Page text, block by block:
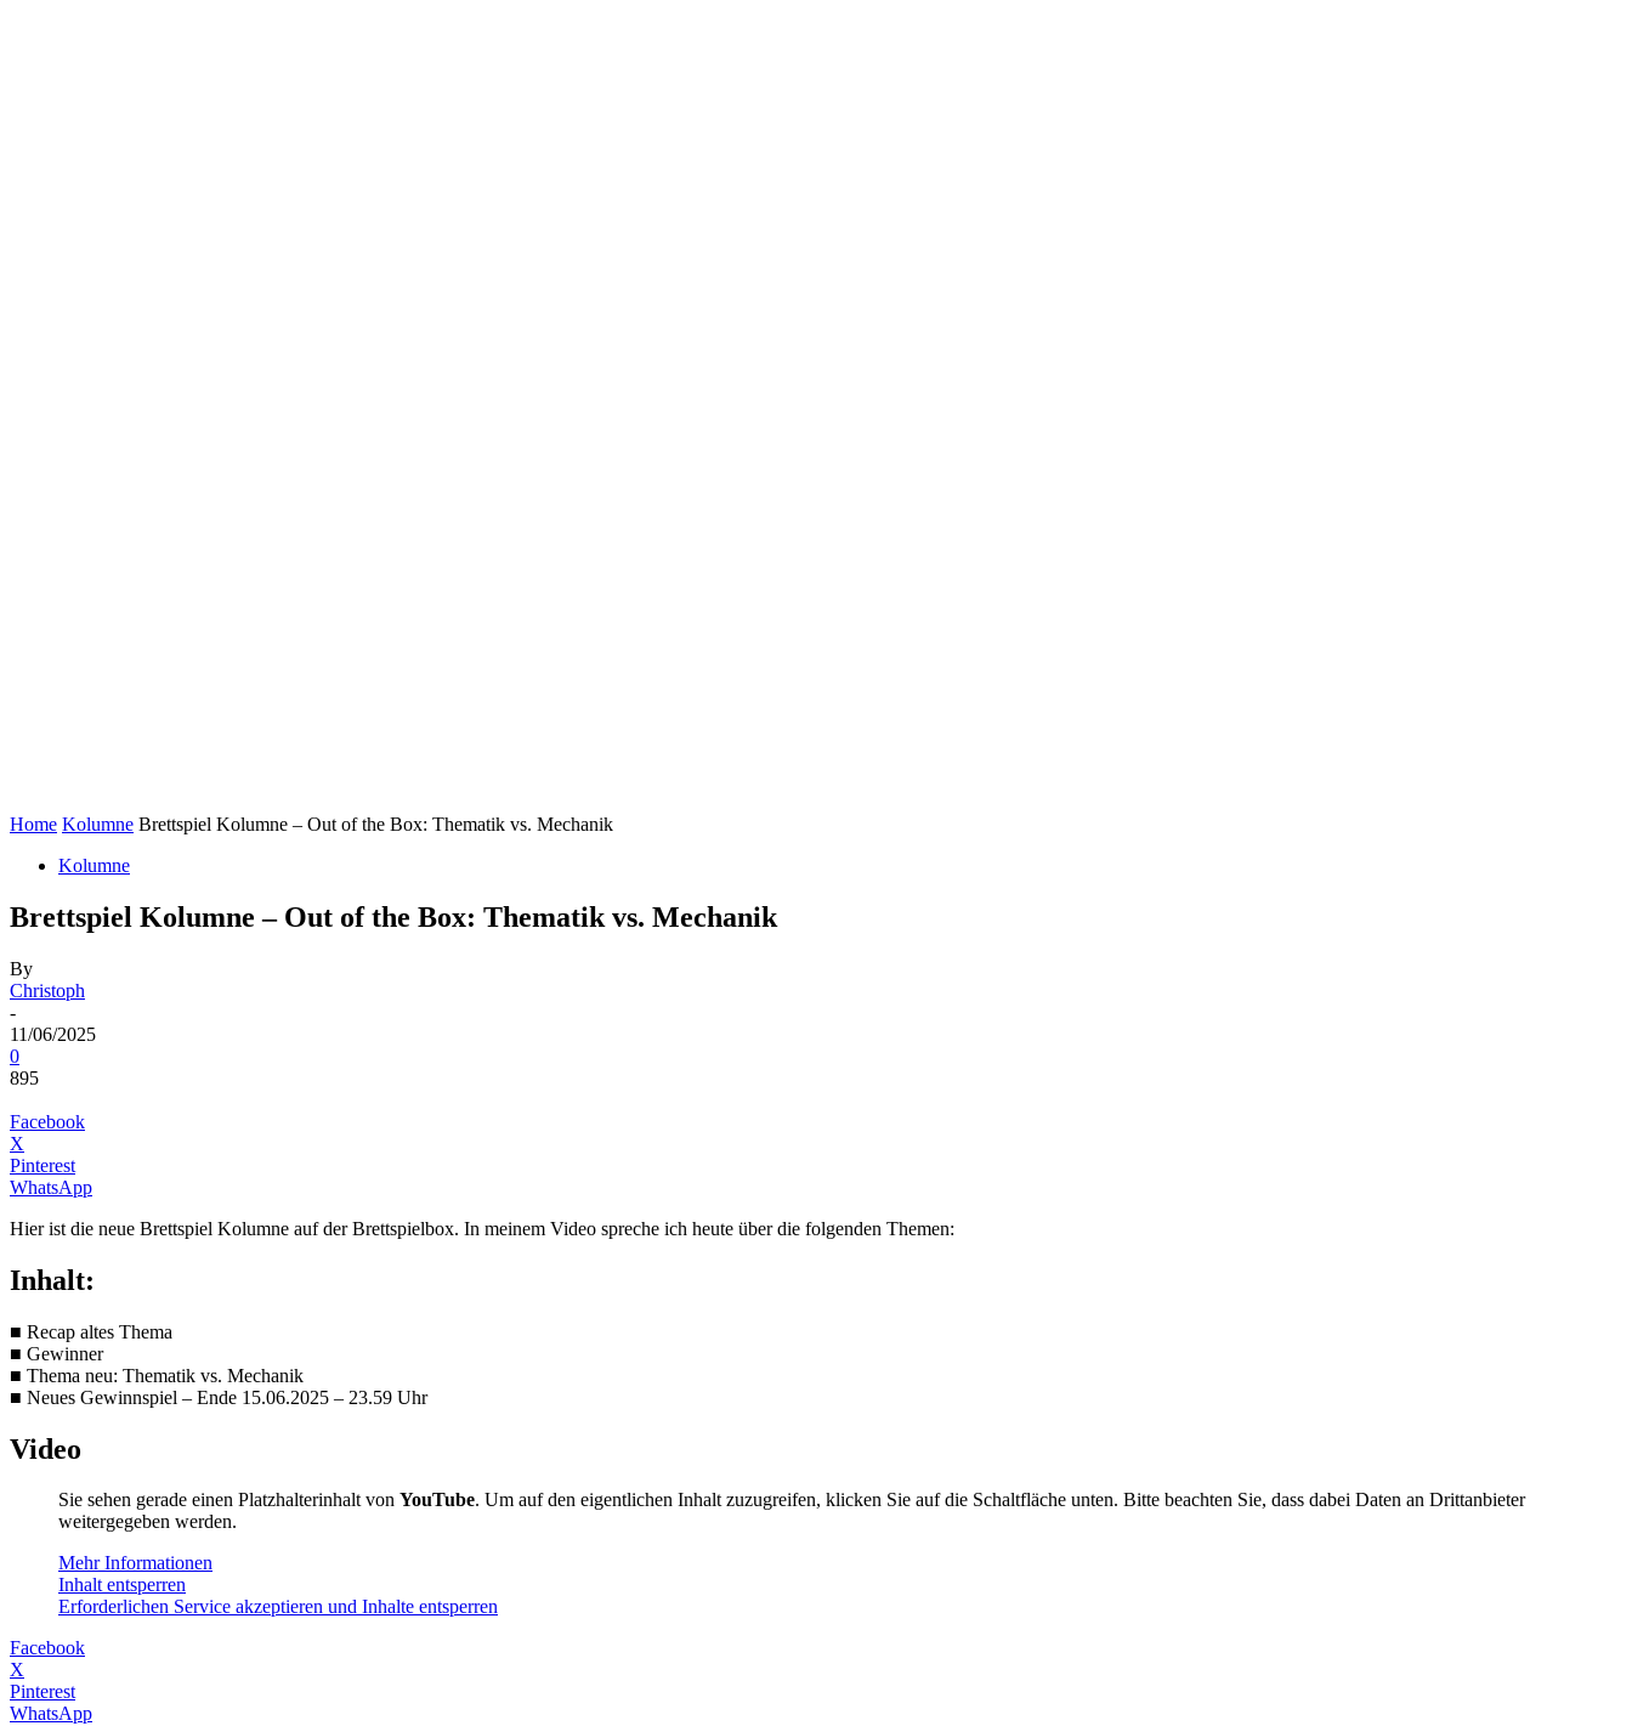
Home Kolumne Brettspiel Kolumne – Out of the Box: Thematik vs. Mechanik
Kolumne
Brettspiel Kolumne – Out of the Box: Thematik vs. Mechanik
By
Christoph
-
11/06/2025
0
895
Facebook
X
Pinterest
WhatsApp
Hier ist die neue Brettspiel Kolumne auf der Brettspielbox. In meinem Video spreche ich heute über die folgenden Themen:
Inhalt:
■ Recap altes Thema
■ Gewinner
■ Thema neu: Thematik vs. Mechanik
■ Neues Gewinnspiel – Ende 15.06.2025 – 23.59 Uhr
Video
Sie sehen gerade einen Platzhalterinhalt von YouTube. Um auf den eigentlichen Inhalt zuzugreifen, klicken Sie auf die Schaltfläche unten. Bitte beachten Sie, dass dabei Daten an Drittanbieter
weitergegeben werden.
Mehr Informationen
Inhalt entsperren
Erforderlichen Service akzeptieren und Inhalte entsperren
Facebook
X
Pinterest
WhatsApp